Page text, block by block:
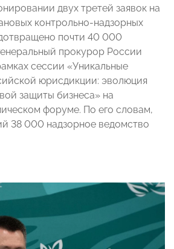
двух третей заявок на
контрольно-надзорных
почти 40 000
прокурор России
сессии «Уникальные
юрисдикции: эволюция
защиты бизнеса» на
форуме. По его словам,
38 000 надзорное ведомство